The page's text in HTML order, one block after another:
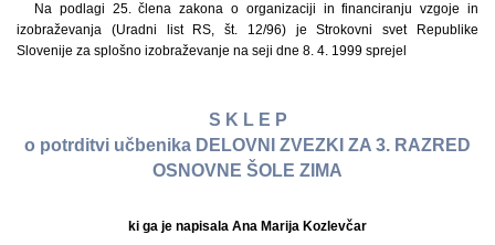
Na podlagi 25. člena zakona o organizaciji in financiranju vzgoje in
izobraževanja (Uradni list RS, št. 12/96) je Strokovni svet Republike
Slovenije za splošno izobraževanje na seji dne 8. 4. 1999 sprejel
S K L E P
o potrditvi učbenika DELOVNI ZVEZKI ZA 3. RAZRED
OSNOVNE ŠOLE ZIMA
ki ga je napisala Ana Marija Kozlevčar